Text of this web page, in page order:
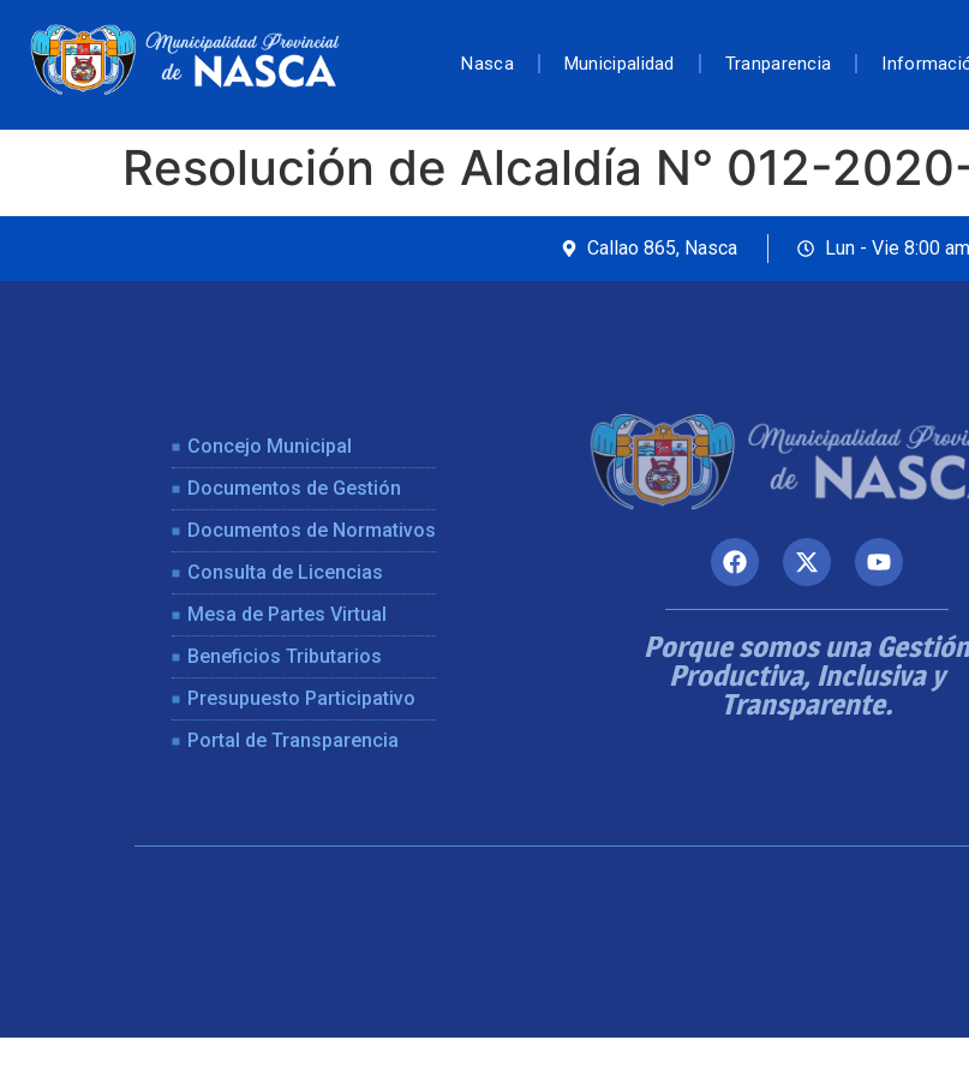
Nasca Municipalidad Tranparencia
Resolución de Alcaldía N° 012-
Callao 865, Nasca Lun - Vie 8:00
Concejo Municipal
Documentos de Gestión
Documentos de Normativos
Consulta de Licencias
Mesa de Partes Virtual
Beneficios Tributarios
Presupuesto Participativo
Portal de Transparencia
Porque somos una Gestión
Productiva, Inclusiva y
Transparente.